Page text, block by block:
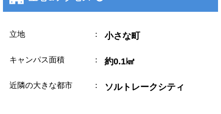
立地 ： 小さな町
キャンパス面積 ： 約0.1㎢
近隣の大きな都市 ： ソルトレークシティ